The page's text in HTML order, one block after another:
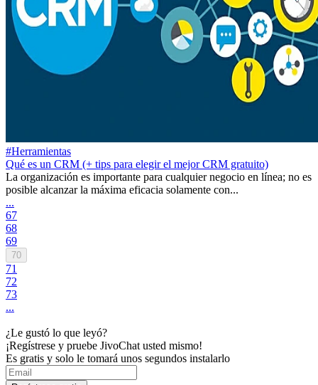
#Herramientas
Qué es un CRM (+ tips para elegir el mejor CRM gratuito)
La organización es importante para cualquier negocio en línea; no es
posible alcanzar la máxima eficacia solamente con...
...
67
68
69
70
71
72
73
...
¿Le gustó lo que leyó?
¡Regístrese y pruebe JivoChat usted mismo!
Es gratis y solo le tomará unos segundos instalarlo